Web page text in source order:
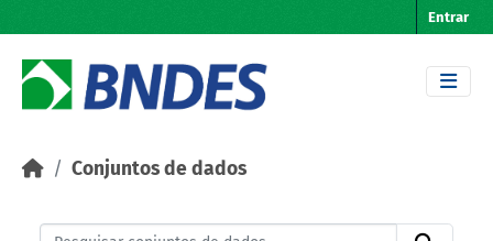
Entrar
Conjuntos de dados